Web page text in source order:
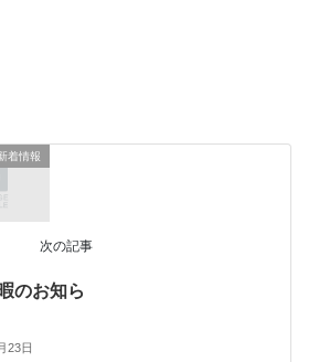
着情報
次の記事
のお知ら
23日